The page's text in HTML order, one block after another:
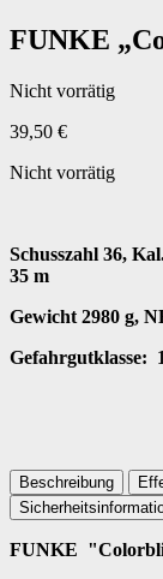
FUNKE
Nicht vorrätig
39,50 €
Nicht vorrätig
Schusszahl 36,
35 m
Gewicht 2980 g,
Gefahrgutklasse:
Beschreibung
FUNKE